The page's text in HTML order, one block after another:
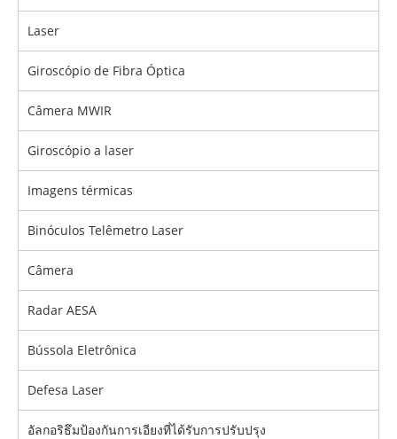
Laser
Giroscópio de Fibra Óptica
Câmera MWIR
Giroscópio a laser
Imagens térmicas
Binóculos Telêmetro Laser
Câmera
Radar AESA
Bússola Eletrônica
Defesa Laser
อัลกอริธึมป้องกันการเอียงที่ได้รับการปรับปรุง